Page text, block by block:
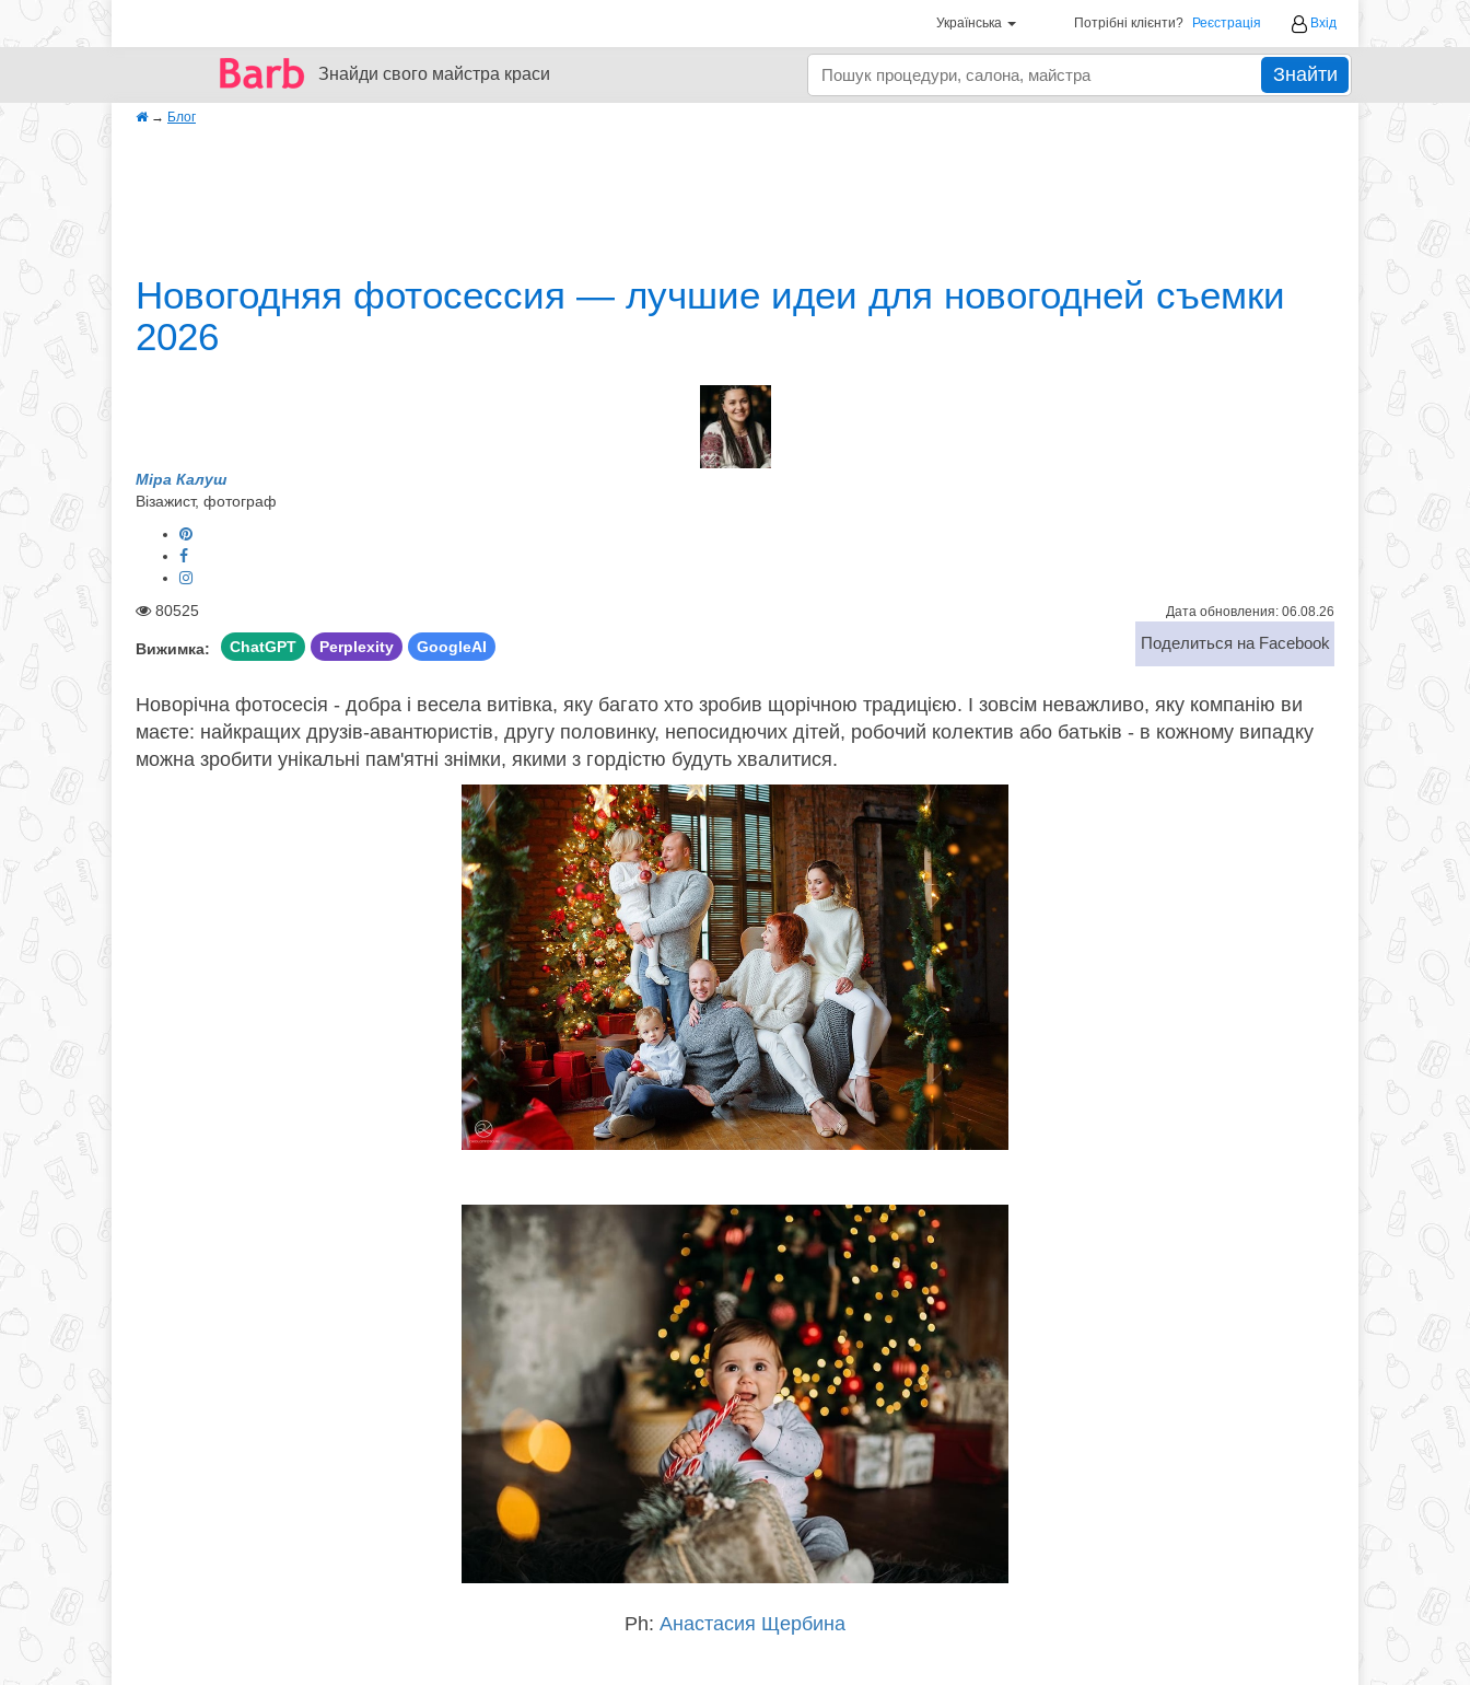
Українська Потрібні клієнти? Реєстрація Вхід
Знайди свого майстра краси Знайти
→ Блог
Новогодняя фотосессия — лучшие идеи для новогодней съемки
2026
Міра Калуш
Візажист, фотограф
Дата обновления: 06.08.26
80525
Вижимка: ChatGPT Perplexity GoogleAI Поделиться на Facebook
Новорічна фотосесія - добра і весела витівка, яку багато хто зробив щорічною традицією. І зовсім неважливо, яку компанію ви
маєте: найкращих друзів-авантюристів, другу половинку, непосидючих дітей, робочий колектив або батьків - в кожному випадку
можна зробити унікальні пам'ятні знімки, якими з гордістю будуть хвалитися.
Ph: Анастасия Щербина